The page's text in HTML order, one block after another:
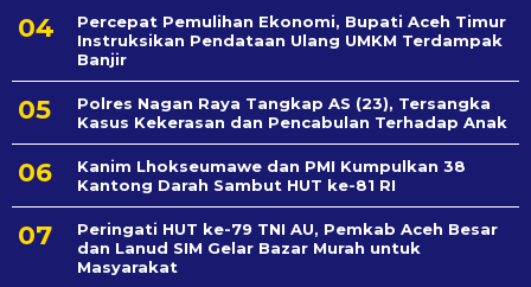
Percepat Pemulihan Ekonomi, Bupati Aceh Timur
Instruksikan Pendataan Ulang UMKM Terdampak
Banjir
Polres Nagan Raya Tangkap AS (23), Tersangka
Kasus Kekerasan dan Pencabulan Terhadap Anak
Kanim Lhokseumawe dan PMI Kumpulkan 38
Kantong Darah Sambut HUT ke-81 RI
Peringati HUT ke-79 TNI AU, Pemkab Aceh Besar
dan Lanud SIM Gelar Bazar Murah untuk
Masyarakat